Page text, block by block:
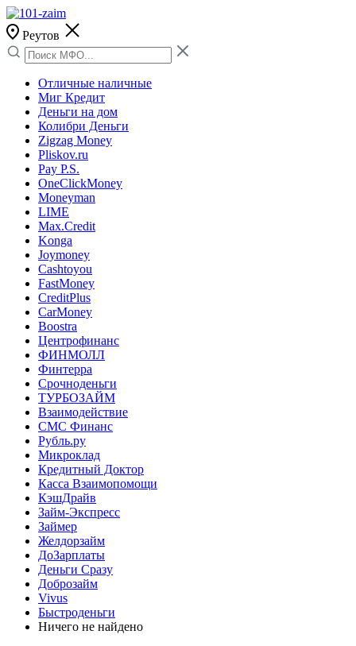
Реутов
Отличные наличные
Миг Кредит
Деньги на дом
Колибри Деньги
Zigzag Money
Pliskov.ru
Pay P.S.
OneClickMoney
Moneyman
LIME
Max.Credit
Konga
Joymoney
Cashtoyou
FastMoney
CreditPlus
CarMoney
Boostra
Центрофинанс
ФИНМОЛЛ
Финтерра
Срочноденьги
ТУРБОЗАЙМ
Взаимодействие
СМС Финанс
Рубль.ру
Микроклад
Кредитный Доктор
Касса Взаимопомощи
КэшДрайв
Займ-Экспресс
Займер
Желдорзайм
ДоЗарплаты
Деньги Сразу
Доброзайм
Vivus
Быстроденьги
Ничего не найдено